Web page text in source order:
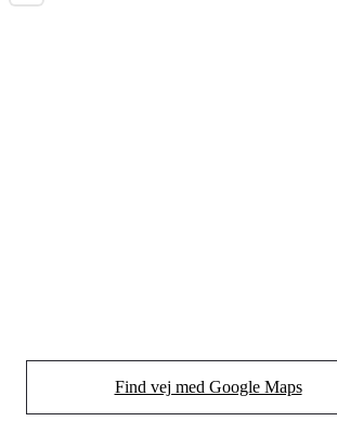
Find vej med Google Maps
(Opens in new tab)